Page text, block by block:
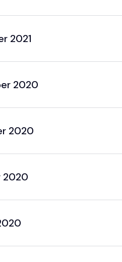
2021
2020
2020
2020